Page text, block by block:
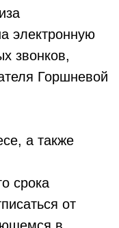
электронную
звонков,
Горшневой
а также
срока
от